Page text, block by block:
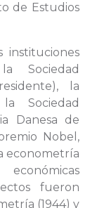
de Estudios
instituciones
Sociedad
la
Sociedad
Danesa de
Nobel,
econometría
fueron
(1944) y